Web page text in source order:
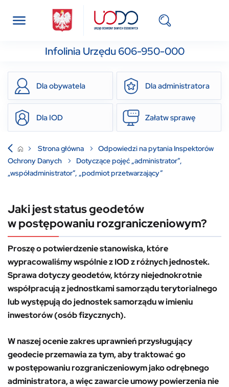
Infolinia Urzędu 606-950-000
Dla obywatela Dla administratora
Dla IOD Załatw sprawę
Strona główna
Odpowiedzi na pytania Inspektorów
Ochrony Danych
Dotyczące pojęć „administrator”,
„współadministrator”, „podmiot przetwarzający”
Jaki jest status geodetów
w postępowaniu rozgraniczeniowym?
Proszę o potwierdzenie stanowiska, które
wypracowaliśmy wspólnie z IOD z różnych jednostek.
Sprawa dotyczy geodetów, którzy niejednokrotnie
współpracują z jednostkami samorządu terytorialnego
lub występują do jednostek samorządu w imieniu
inwestorów (osób fizycznych).
W naszej ocenie zakres uprawnień przysługujący
geodecie przemawia za tym, aby traktować go
w postępowaniu rozgraniczeniowym jako odrębnego
administratora, a więc zawarcie umowy powierzenia nie